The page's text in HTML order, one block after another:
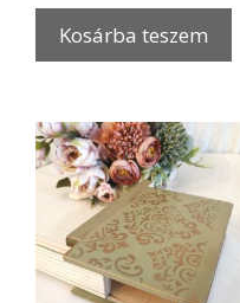
Kosárba teszem